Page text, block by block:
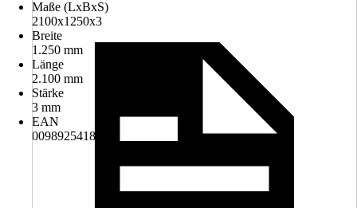
Maße (LxBxS)
2100x1250x3
Breite
1.250 mm
Länge
2.100 mm
Stärke
3 mm
EAN
0098925418611